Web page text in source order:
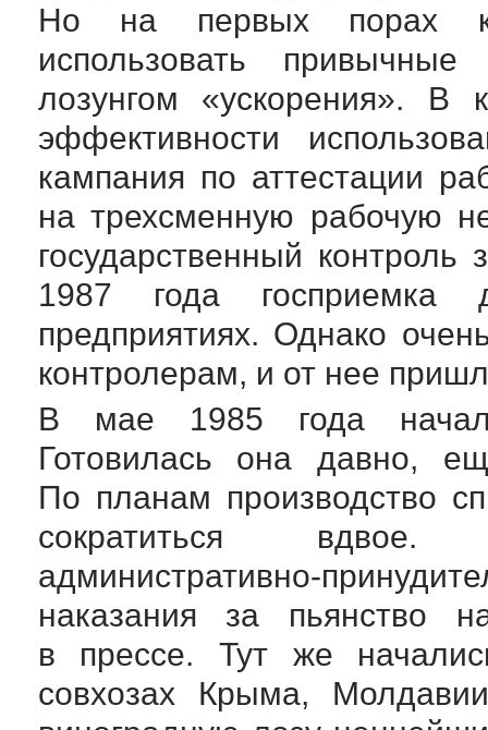
Но на первых порах
использовать
лозунгом «ускорения».
эффективности
кампания по аттестации
на трехсменную рабочую
государственный
1987 года госприемка
предприятиях. Однако
контролерам, и от нее
В мае 1985 года
Готовилась она давно,
По планам производство
сократиться
административно-
наказания за пьянство
в прессе. Тут же
совхозах Крыма,